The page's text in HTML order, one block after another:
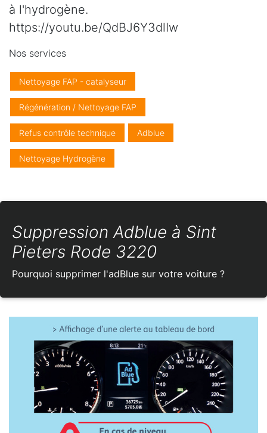
à l'hydrogène.
https://youtu.be/QdBJ6Y3dlIw
Nos services
Nettoyage FAP - catalyseur
Régénération / Nettoyage FAP
Refus contrôle technique Adblue
Nettoyage Hydrogène
Suppression Adblue à Sint
Pieters Rode 3220
Pourquoi supprimer l'adBlue sur votre voiture ?